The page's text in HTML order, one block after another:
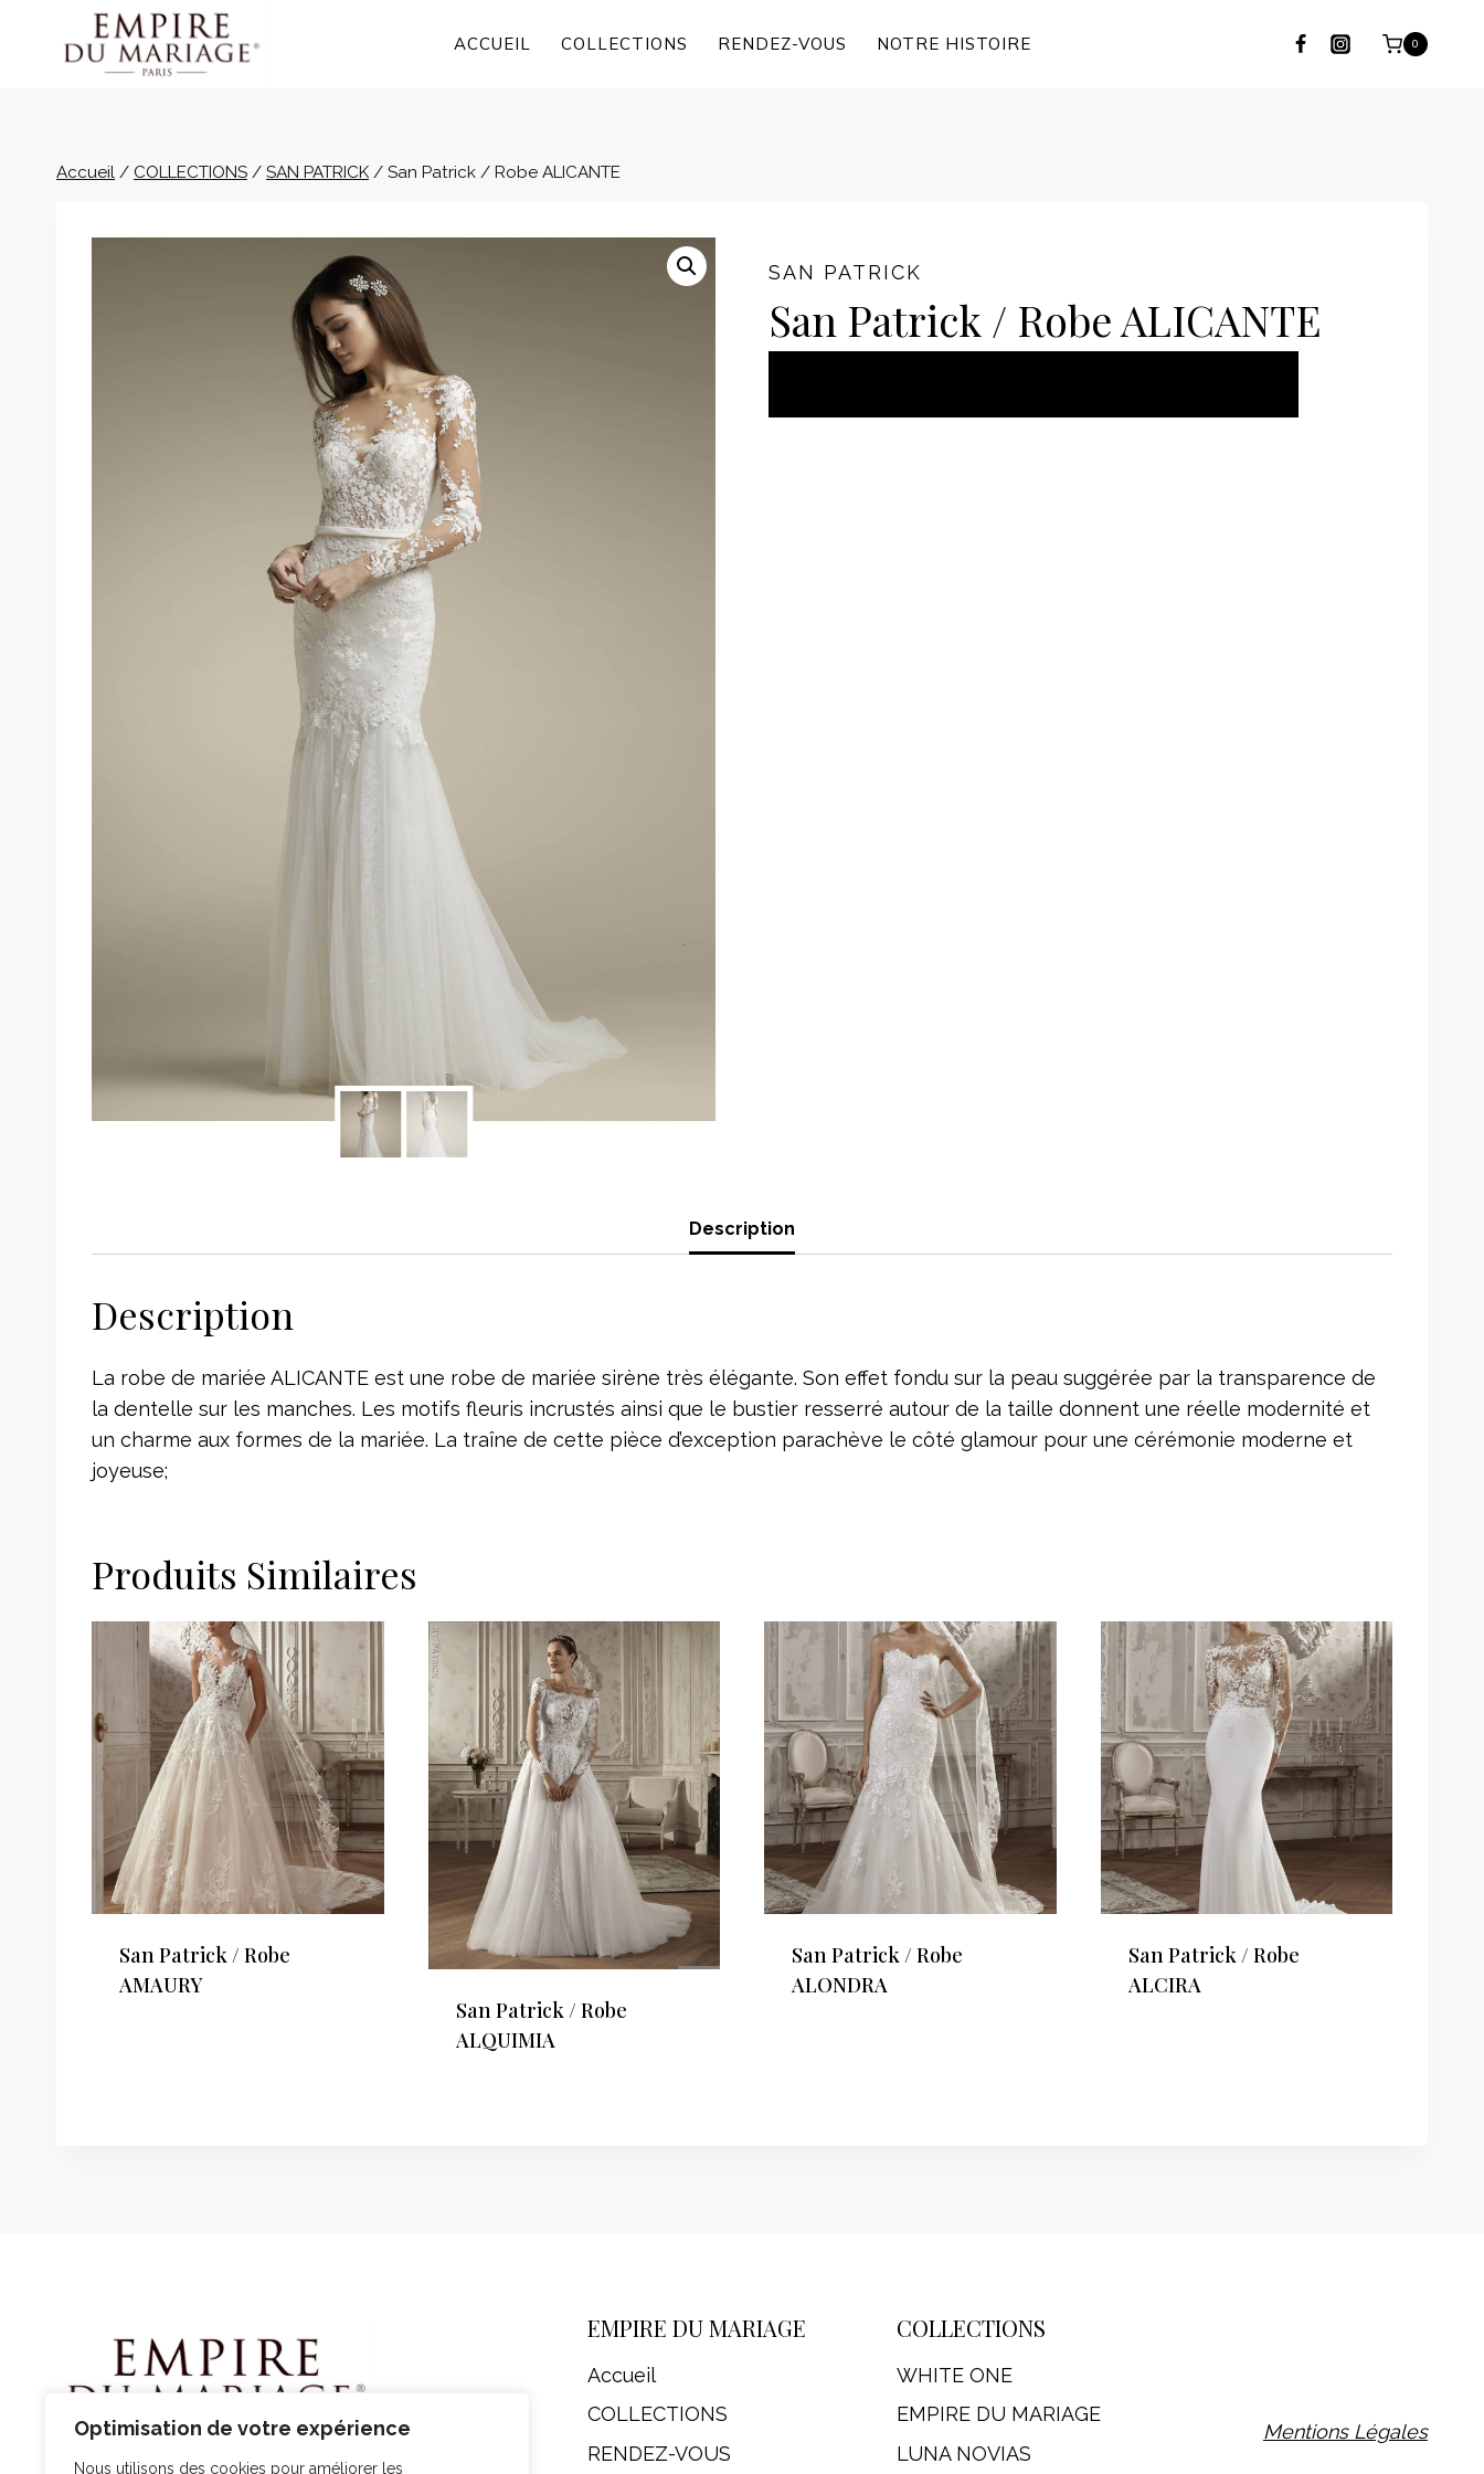
Optimisation de votre expérience
Nous utilisons des cookies pour améliorer les
ACCUEIL COLLECTIONS RENDEZ-VOUS NOTRE HISTOIRE 0
Accueil / COLLECTIONS / SAN PATRICK / San Patrick / Robe ALICANTE
SAN PATRICK
San Patrick / Robe ALICANTE
Description
Description
La robe de mariée ALICANTE est une robe de mariée sirène très élégante. Son effet fondu sur la peau suggérée par la transparence de
la dentelle sur les manches. Les motifs fleuris incrustés ainsi que le bustier resserré autour de la taille donnent une réelle modernité et
un charme aux formes de la mariée. La traîne de cette pièce d’exception parachève le côté glamour pour une cérémonie moderne et
joyeuse;
Produits Similaires
San Patrick / Robe
AMAURY
San Patrick / Robe
ALQUIMIA
San Patrick / Robe
ALONDRA
San Patrick / Robe
ALCIRA
EMPIRE DU MARIAGE
Accueil
COLLECTIONS
RENDEZ-VOUS
COLLECTIONS
WHITE ONE
EMPIRE DU MARIAGE
LUNA NOVIAS
Mentions Légales